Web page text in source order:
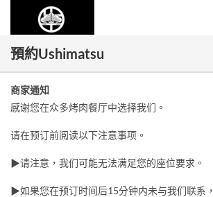
預約Ushimatsu
商家通知
感谢您在众多烤肉餐厅中选择我们。
请在预订前阅读以下注意事项。
▶请注意，我们可能无法满足您的座位要求。
▶如果您在预订时间后15分钟内未与我们联系